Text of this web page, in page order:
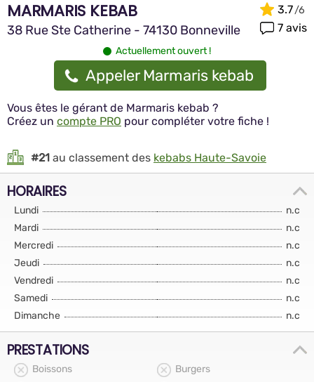
MARMARIS KEBAB
38 Rue Ste Catherine - 74130 Bonneville
3.7
7 avis
Actuellement ouvert !
Appeler Marmaris kebab
Vous êtes le gérant de Marmaris kebab ?
Créez un compte PRO pour compléter votre fiche !
#21 au classement des kebabs Haute-Savoie
HORAIRES
Lundi
n.c
Mardi
n.c
Mercredi
n.c
Jeudi
n.c
Vendredi
n.c
Samedi
n.c
Dimanche
n.c
PRESTATIONS
Boissons
Burgers